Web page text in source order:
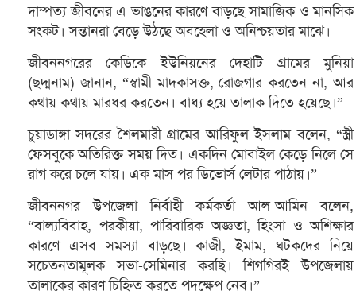
দাম্পত্য জীবনের এ ভাঙনের কারণে বাড়ছে সামাজিক ও মানসিক
সংকট। সন্তানরা বেড়ে উঠছে অবহেলা ও অনিশ্চয়তার মাঝে।
জীবননগরের কেডিকে ইউনিয়নের দেহাটি গ্রামের মুনিয়া
(ছদ্মনাম) জানান, “স্বামী মাদকাসক্ত, রোজগার করতেন না, আর
কথায় কথায় মারধর করতেন। বাধ্য হয়ে তালাক দিতে হয়েছে।”
চুয়াডাঙ্গা সদরের শৈলমারী গ্রামের আরিফুল ইসলাম বলেন, “স্ত্রী
ফেসবুকে অতিরিক্ত সময় দিত। একদিন মোবাইল কেড়ে নিলে সে
রাগ করে চলে যায়। এক মাস পর ডিভোর্স লেটার পাঠায়।”
জীবননগর উপজেলা নির্বাহী কর্মকর্তা আল-আমিন বলেন,
“বাল্যবিবাহ, পরকীয়া, পারিবারিক অজ্ঞতা, হিংসা ও অশিক্ষার
কারণে এসব সমস্যা বাড়ছে। কাজী, ইমাম, ঘটকদের নিয়ে
সচেতনতামূলক সভা-সেমিনার করছি। শিগগিরই উপজেলায়
তালাকের কারণ চিহ্নিত করতে পদক্ষেপ নেব।”